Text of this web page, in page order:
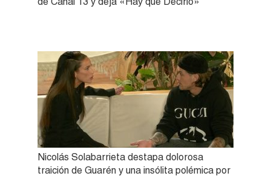
Nicolás Solabarrieta destapa dolorosa
traición de Guarén y una insólita polémica por